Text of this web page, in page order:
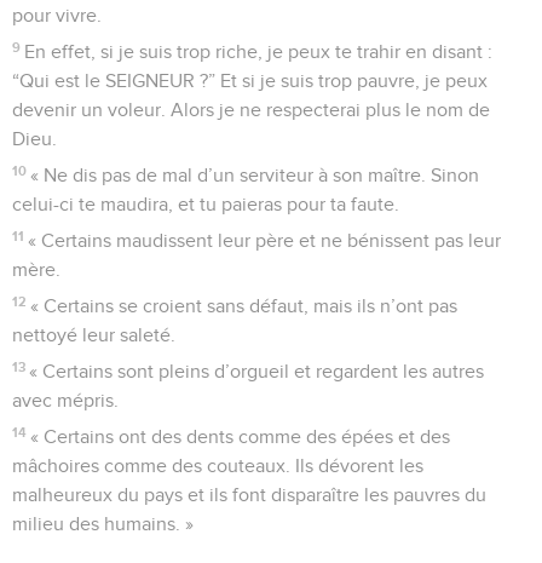
pour vivre.
9 En effet, si je suis trop riche, je peux te trahir en disant :
“Qui est le SEIGNEUR ?” Et si je suis trop pauvre, je peux
devenir un voleur. Alors je ne respecterai plus le nom de
Dieu.
10 « Ne dis pas de mal d’un serviteur à son maître. Sinon
celui-ci te maudira, et tu paieras pour ta faute.
11 « Certains maudissent leur père et ne bénissent pas leur
mère.
12 « Certains se croient sans défaut, mais ils n’ont pas
nettoyé leur saleté.
13 « Certains sont pleins d’orgueil et regardent les autres
avec mépris.
14 « Certains ont des dents comme des épées et des
mâchoires comme des couteaux. Ils dévorent les
malheureux du pays et ils font disparaître les pauvres du
milieu des humains. »